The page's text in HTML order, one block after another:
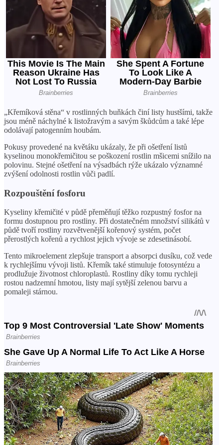
„Křemíková stěna“ v rostlinných buňkách činí listy hustšími, takže
jsou méně náchylné k listožravým a savým škůdcům a také lépe
odolávají patogenním houbám.
Pokusy provedené na květáku ukázaly, že při ošetření listů
kyselinou monokřemičitou se poškození rostlin mšicemi snížilo na
polovinu. Stejné ošetření na výsadbách rýže ukázalo významné
zvýšení odolnosti rostlin vůči padlí.
Rozpouštění fosforu
Kyseliny křemičité v půdě přeměňují těžko rozpustný fosfor na
formu dostupnou pro rostliny. Při dostatečném množství silikátů v
půdě tvoří rostliny rozvětvenější kořenový systém, počet
přerostlých kořenů a rychlost jejich vývoje se zdesetinásobí.
Tento mikroelement zlepšuje transport a absorpci dusíku, což vede
k rychlejšímu vývoji listů. Křemík také stimuluje fotosyntézu a
prodlužuje životnost chloroplastů. Rostliny díky tomu rychleji
rostou nadzemní hmotou, listy mají sytější zelenou barvu a
pomaleji stárnou.